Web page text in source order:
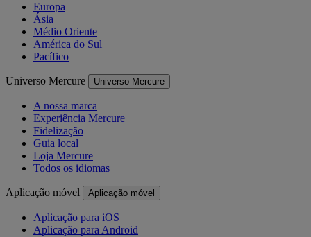
Europa
Ásia
Médio Oriente
América do Sul
Pacífico
Universo Mercure Universo Mercure
A nossa marca
Experiência Mercure
Fidelização
Guia local
Loja Mercure
Todos os idiomas
Aplicação móvel Aplicação móvel
Aplicação para iOS
Aplicação para Android